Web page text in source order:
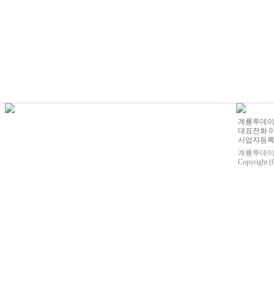
계룡투데
대표전화
사업자등
계룡투데
Copyright